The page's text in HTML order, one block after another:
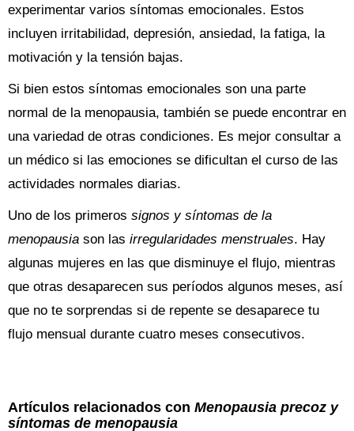
experimentar varios síntomas emocionales. Estos
incluyen irritabilidad, depresión, ansiedad, la fatiga, la
motivación y la tensión bajas.
Si bien estos síntomas emocionales son una parte
normal de la menopausia, también se puede encontrar en
una variedad de otras condiciones. Es mejor consultar a
un médico si las emociones se dificultan el curso de las
actividades normales diarias.
Uno de los primeros signos y síntomas de la
menopausia son las irregularidades menstruales. Hay
algunas mujeres en las que disminuye el flujo, mientras
que otras desaparecen sus períodos algunos meses, así
que no te sorprendas si de repente se desaparece tu
flujo mensual durante cuatro meses consecutivos.
Artículos relacionados con Menopausia precoz y
síntomas de menopausia